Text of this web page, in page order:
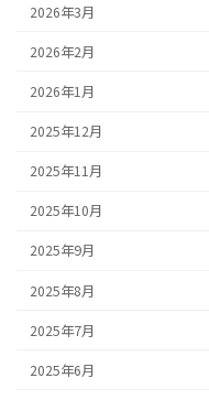
2026年3月
2026年2月
2026年1月
2025年12月
2025年11月
2025年10月
2025年9月
2025年8月
2025年7月
2025年6月